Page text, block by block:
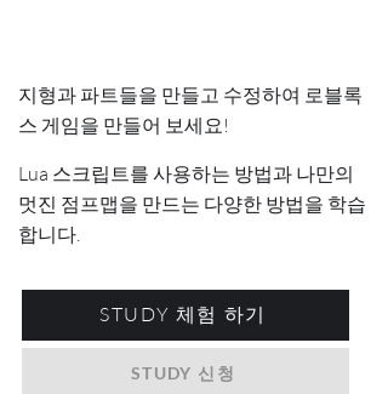
​지형과 파트들을 만들고 수정하여 로블록
스 게임을 만들어 보세요!
Lua 스크립트를 사용하는 방법과 나만의
멋진 점프맵을 만드는​ 다양한 방법을 학습
합니다.
STUDY 체험 하기
STUDY 신청